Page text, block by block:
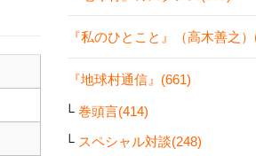
『私のひとこと』（高木善之
『地球村通信』(661)
巻頭言(414)
スペシャル対談(248)